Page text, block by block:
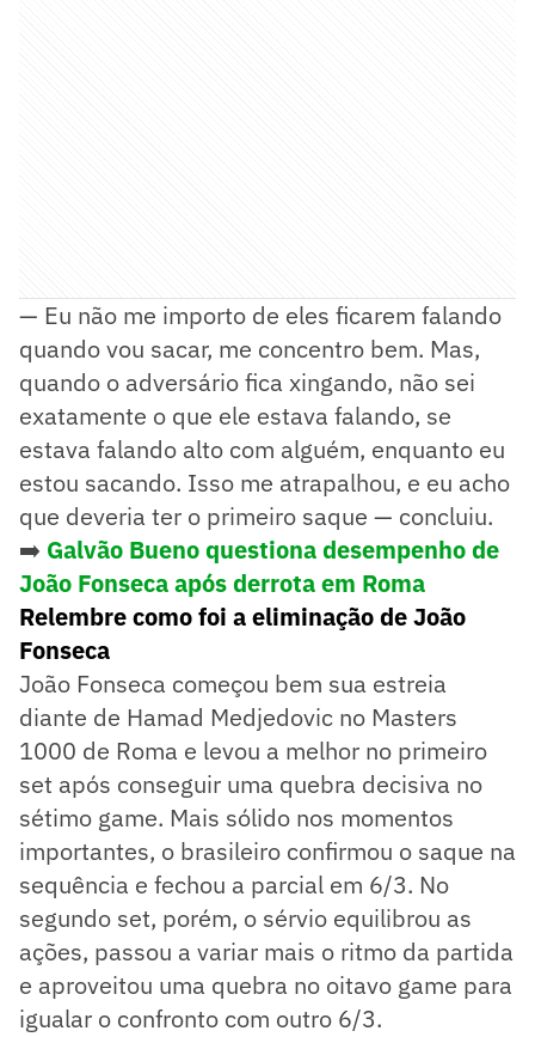
— Eu não me importo de eles ficarem falando
quando vou sacar, me concentro bem. Mas,
quando o adversário fica xingando, não sei
exatamente o que ele estava falando, se
estava falando alto com alguém, enquanto eu
estou sacando. Isso me atrapalhou, e eu acho
que deveria ter o primeiro saque — concluiu.
➡️ Galvão Bueno questiona desempenho de
João Fonseca após derrota em Roma
Relembre como foi a eliminação de João
Fonseca
João Fonseca começou bem sua estreia
diante de Hamad Medjedovic no Masters
1000 de Roma e levou a melhor no primeiro
set após conseguir uma quebra decisiva no
sétimo game. Mais sólido nos momentos
importantes, o brasileiro confirmou o saque na
sequência e fechou a parcial em 6/3. No
segundo set, porém, o sérvio equilibrou as
ações, passou a variar mais o ritmo da partida
e aproveitou uma quebra no oitavo game para
igualar o confronto com outro 6/3.